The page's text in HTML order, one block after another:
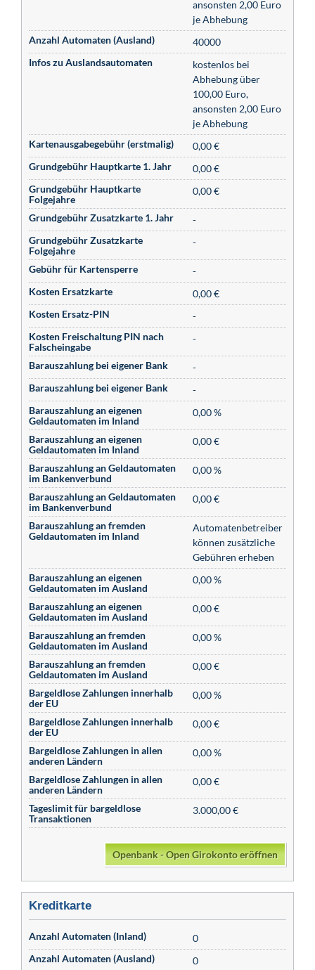
ansonsten 2,00 Euro
je Abhebung
Anzahl Automaten (Ausland)
40000
Infos zu Auslandsautomaten
kostenlos bei
Abhebung über
100,00 Euro,
ansonsten 2,00 Euro
je Abhebung
Kartenausgabegebühr (erstmalig)
0,00 €
Grundgebühr Hauptkarte 1. Jahr
0,00 €
Grundgebühr Hauptkarte
Folgejahre
0,00 €
Grundgebühr Zusatzkarte 1. Jahr
-
Grundgebühr Zusatzkarte
Folgejahre
-
Gebühr für Kartensperre
-
Kosten Ersatzkarte
0,00 €
Kosten Ersatz-PIN
-
Kosten Freischaltung PIN nach
Falscheingabe
-
Barauszahlung bei eigener Bank
-
Barauszahlung bei eigener Bank
-
Barauszahlung an eigenen
Geldautomaten im Inland
0,00 %
Barauszahlung an eigenen
Geldautomaten im Inland
0,00 €
Barauszahlung an Geldautomaten
im Bankenverbund
0,00 %
Barauszahlung an Geldautomaten
im Bankenverbund
0,00 €
Barauszahlung an fremden
Geldautomaten im Inland
Automatenbetreiber
können zusätzliche
Gebühren erheben
Barauszahlung an eigenen
Geldautomaten im Ausland
0,00 %
Barauszahlung an eigenen
Geldautomaten im Ausland
0,00 €
Barauszahlung an fremden
Geldautomaten im Ausland
0,00 %
Barauszahlung an fremden
Geldautomaten im Ausland
0,00 €
Bargeldlose Zahlungen innerhalb
der EU
0,00 %
Bargeldlose Zahlungen innerhalb
der EU
0,00 €
Bargeldlose Zahlungen in allen
anderen Ländern
0,00 %
Bargeldlose Zahlungen in allen
anderen Ländern
0,00 €
Tageslimit für bargeldlose
Transaktionen
3.000,00 €
Openbank - Open Girokonto eröffnen
Kreditkarte
Anzahl Automaten (Inland)
0
Anzahl Automaten (Ausland)
0